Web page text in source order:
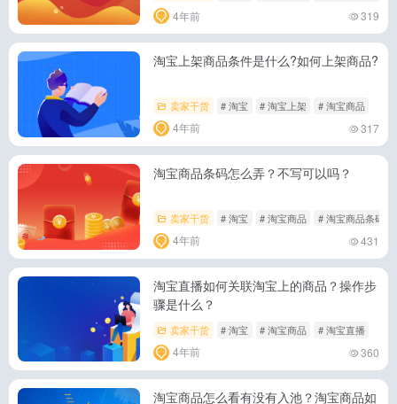
4年前 319
淘宝上架商品条件是什么?如何上架商品?
卖家干货 # 淘宝 # 淘宝上架 # 淘宝商品
4年前 317
淘宝商品条码怎么弄？不写可以吗？
卖家干货 # 淘宝 # 淘宝商品 # 淘宝商品条码
4年前 431
淘宝直播如何关联淘宝上的商品？操作步
骤是什么？
卖家干货 # 淘宝 # 淘宝商品 # 淘宝直播
4年前 360
淘宝商品怎么看有没有入池？淘宝商品如